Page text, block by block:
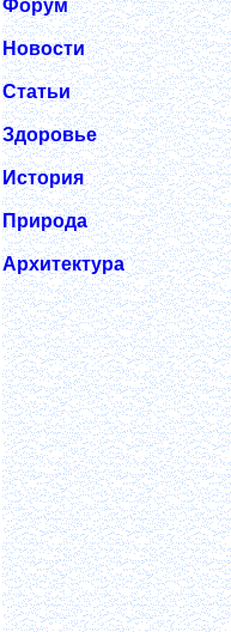
Форум
Новости
Статьи
Здоровье
История
Природа
Архитектура